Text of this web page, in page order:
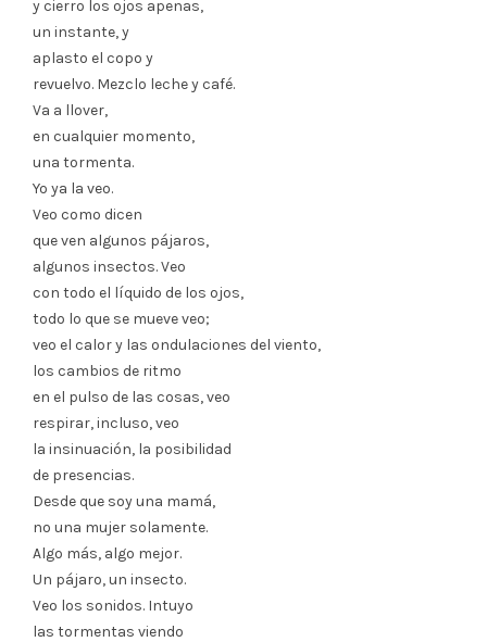
y cierro los ojos apenas,
un instante, y
aplasto el copo y
revuelvo. Mezclo leche y café.
Va a llover,
en cualquier momento,
una tormenta.
Yo ya la veo.
Veo como dicen
que ven algunos pájaros,
algunos insectos. Veo
con todo el líquido de los ojos,
todo lo que se mueve veo;
veo el calor y las ondulaciones del viento,
los cambios de ritmo
en el pulso de las cosas, veo
respirar, incluso, veo
la insinuación, la posibilidad
de presencias.
Desde que soy una mamá,
no una mujer solamente.
Algo más, algo mejor.
Un pájaro, un insecto.
Veo los sonidos. Intuyo
las tormentas viendo